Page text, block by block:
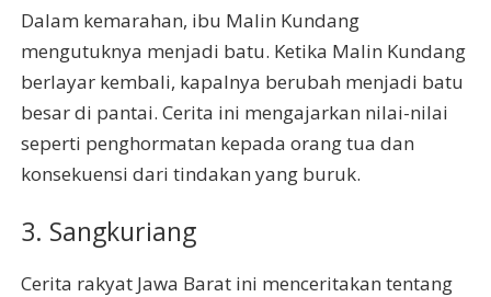
Dalam kemarahan, ibu Malin Kundang
mengutuknya menjadi batu. Ketika Malin Kundang
berlayar kembali, kapalnya berubah menjadi batu
besar di pantai. Cerita ini mengajarkan nilai-nilai
seperti penghormatan kepada orang tua dan
konsekuensi dari tindakan yang buruk.
3. Sangkuriang
Cerita rakyat Jawa Barat ini menceritakan tentang